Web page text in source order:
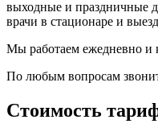
выходные и праздничные
врачи в стационаре и
Мы работаем ежедневно и
По любым вопросам
Стоимость